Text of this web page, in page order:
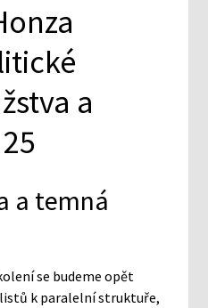
a
a temná
se budeme opět
k paralelní struktuře,